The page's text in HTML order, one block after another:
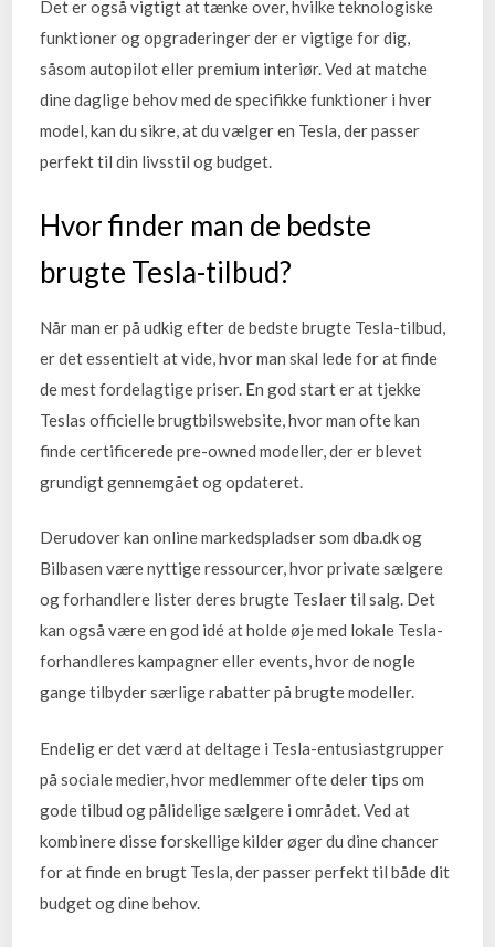
Det er også vigtigt at tænke over, hvilke teknologiske
funktioner og opgraderinger der er vigtige for dig,
såsom autopilot eller premium interiør. Ved at matche
dine daglige behov med de specifikke funktioner i hver
model, kan du sikre, at du vælger en Tesla, der passer
perfekt til din livsstil og budget.
Hvor finder man de bedste
brugte Tesla-tilbud?
Når man er på udkig efter de bedste brugte Tesla-tilbud,
er det essentielt at vide, hvor man skal lede for at finde
de mest fordelagtige priser. En god start er at tjekke
Teslas officielle brugtbilswebsite, hvor man ofte kan
finde certificerede pre-owned modeller, der er blevet
grundigt gennemgået og opdateret.
Derudover kan online markedspladser som dba.dk og
Bilbasen være nyttige ressourcer, hvor private sælgere
og forhandlere lister deres brugte Teslaer til salg. Det
kan også være en god idé at holde øje med lokale Tesla-
forhandleres kampagner eller events, hvor de nogle
gange tilbyder særlige rabatter på brugte modeller.
Endelig er det værd at deltage i Tesla-entusiastgrupper
på sociale medier, hvor medlemmer ofte deler tips om
gode tilbud og pålidelige sælgere i området. Ved at
kombinere disse forskellige kilder øger du dine chancer
for at finde en brugt Tesla, der passer perfekt til både dit
budget og dine behov.